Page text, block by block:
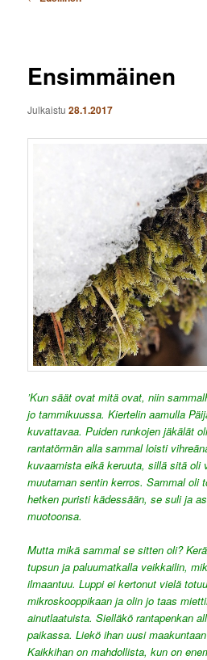
Ensimmäinen
Julkaistu28.1.2017
’Kun säät ovat mitä ovat, niin
jo tammikuussa. Kiertelin aamulla
kuvattavaa. Puiden runkojen jäkälät
rantatörmän alla sammal loisti
kuvaamista eikä keruuta, sillä sitä oli
muutaman sentin kerros. Sammal oli
hetken puristi kädessään, se suli ja
muotoonsa.
Mutta mikä sammal se sitten oli?
tupsun ja paluumatkalla veikkailin,
ilmaantuu. Luppi ei kertonut vielä
mikroskooppikaan ja olin jo taas
ainutlaatuista. Sielläkö rantapenkan
paikassa. Liekö ihan uusi
Kaikkihan on mahdollista, kun on